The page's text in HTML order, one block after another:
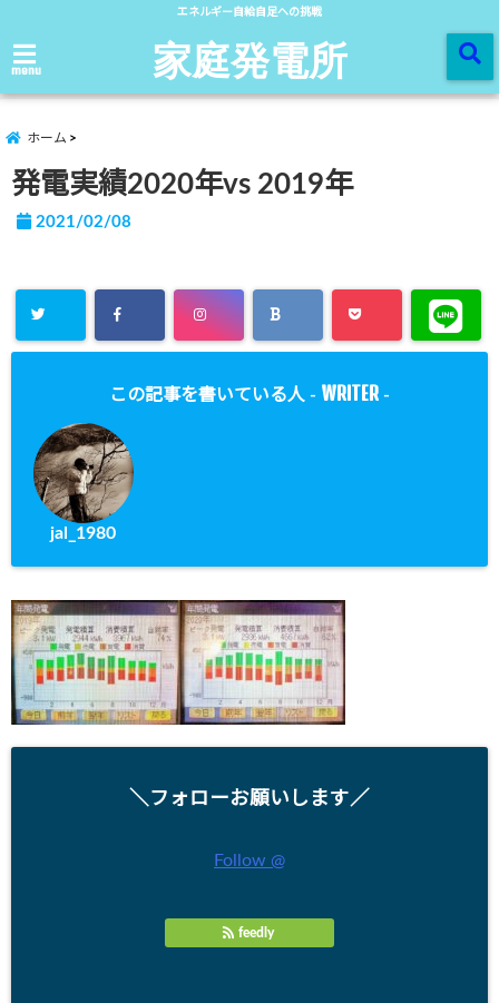
エネルギー自給自足への挑戦
menu 家庭発電所
ホーム
発電実績2020年vs 2019年
2021/02/08
この記事を書いている人 - WRITER -
jal_1980
＼フォローお願いします／
Follow @
feedly